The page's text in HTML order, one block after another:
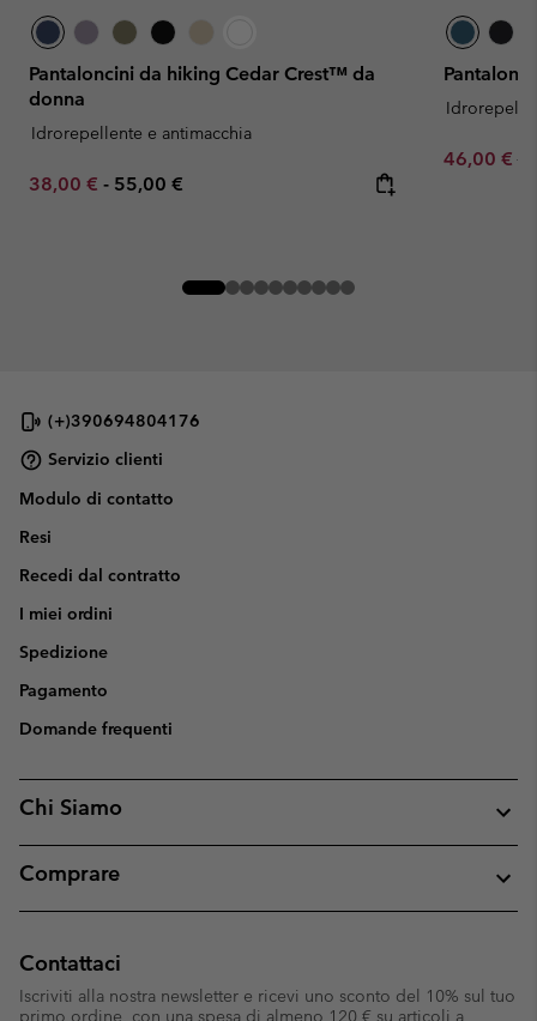
Pantaloncini da hiking Cedar Crest™ da
donna
Idrorepellente e antimacchia
Minimum sale price:
38,00 € - Maximum price:
55,00 €
Sale price:
46,00 €
(+)390694804176
Servizio clienti
Modulo di contatto
Resi
Recedi dal contratto
I miei ordini
Spedizione
Pagamento
Domande frequenti
Chi Siamo
Comprare
Contattaci
Iscriviti alla nostra newsletter e ricevi uno sconto del 10% sul tuo
primo ordine, con una spesa di almeno 120 € su articoli a